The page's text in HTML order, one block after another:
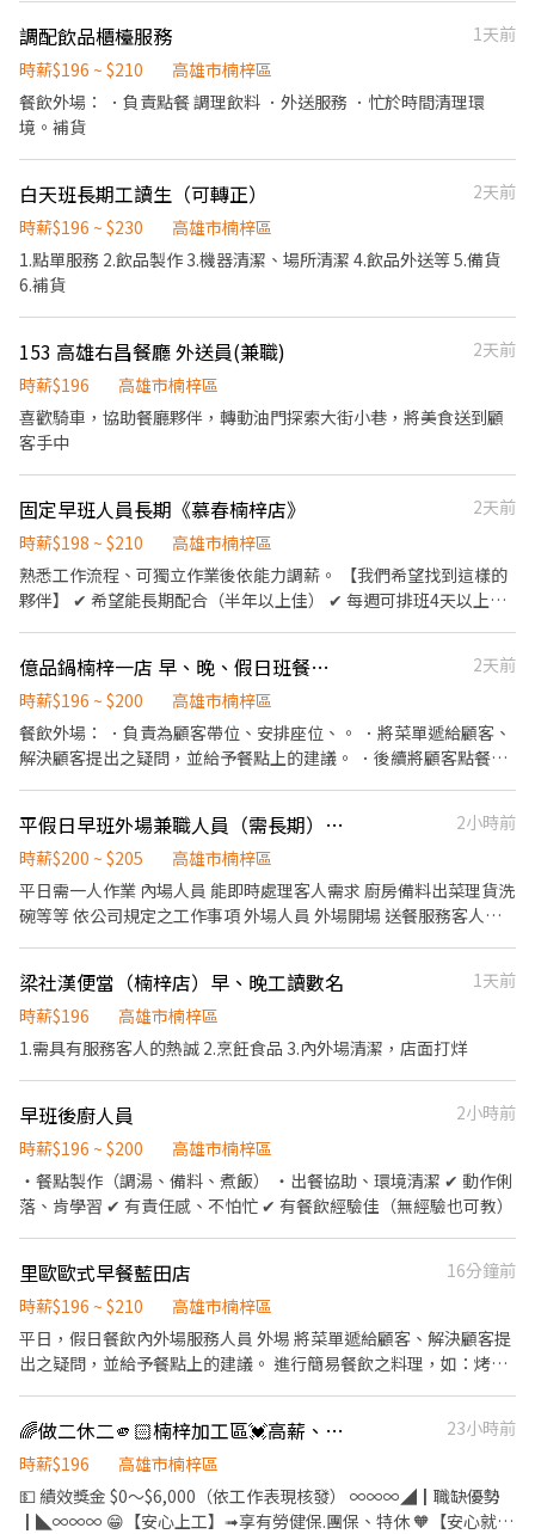
調配飲品櫃檯服務
1天前
時薪$196 ~ $210
高雄市楠梓區
餐飲外場： ．負責點餐 調理飲料 ．外送服務 ．忙於時間清理環
境。補貨
白天班長期工讀生（可轉正）
2天前
時薪$196 ~ $230
高雄市楠梓區
1.點單服務 2.飲品製作 3.機器清潔、場所清潔 4.飲品外送等 5.備貨
6.補貨
153 高雄右昌餐廳 外送員(兼職)
2天前
時薪$196
高雄市楠梓區
喜歡騎車，協助餐廳夥伴，轉動油門探索大街小巷，將美食送到顧
客手中
固定早班人員長期《慕春楠梓店》
2天前
時薪$198 ~ $210
高雄市楠梓區
熟悉工作流程、可獨立作業後依能力調薪。 【我們希望找到這樣的
夥伴】 ✔ 希望能長期配合（半年以上佳） ✔ 每週可排班4天以上者
合。 【工作內容】 ▪ 飲品製作 ▪ 點餐收銀 ▪ 備料、煮茶 ▪ 店內
清潔整理 ▪ 協助外送（依現場安排） 新人皆有完整教學，不需要一
開始就會所有工作。 【上班時段】 可依課表、時間討論安排 ☑
08:30－14:00 ☑ 09:30－13:00 ☑ 10:00－14:00 ▫️假日 11:00-16:00
生、準備國考或研究所者，只要時間能配合，都歡迎投遞履歷！
億品鍋楠梓一店 早、晚、假日班餐飲服務人員
2天前
時薪$196 ~ $200
高雄市楠梓區
餐飲外場： ．負責為顧客帶位、安排座位、。 ．將菜單遞給顧客、
解決顧客提出之疑問，並給予餐點上的建議。 ．後續將顧客點餐訊
場： ．簡易調配鍋物 ．負責洗、剝、削、切各種食材。 ．負責清理
工作環境、設備和餐具。 ．準備不同餐點所需要的食材。 ．協助測
量食材的容量與重量。 ．負責擺盤、打包外帶服務。 餐飲外場： ．
負責為顧客帶位、安排座位、倒水。 ．將菜單遞給顧客、解決顧客
於顧客用餐完畢後，負責收拾碗盤與清理環境。 ．並負責結帳、收
銀等工作。 餐飲內場： ．擔任廚師的助手，處理烹飪前與烹飪中之
準備工作與其他餐廳相關事務。 ．負責洗、剝、削、切各種食材。
．負責清理工作環境、設備和餐具。 ．準備不同餐點所需要的食
材。 ．協助測量食材的容量與重量。 ．負責擺盤、打包外帶服務。
★各班別有提供一餐火鍋 自行烹煮 ★備有洗碗機協助洗碗 ★工作環
等 依能力及會的崗位多寡安排班別 ---------------------------------
----------------------- 【快速應徵】 👉快速預約找工作☞吳店長 📞
來電預約專線：0911-988-861 快速預約ID:erick911g 應徵截圖私
訊留下姓名/電話/應徵職缺即可預約 ※請提供：姓名/電話/應徵職缺
截圖 即可立即協助應徵!
平假日早班外場兼職人員（需長期）-楠梓店
2小時前
時薪$200 ~ $205
高雄市楠梓區
平日需一人作業 內場人員 能即時處理客人需求 廚房備料出菜理貨洗
碗等等 依公司規定之工作事項 外場人員 外場開場 送餐服務客人結
梁社漢便當（楠梓店）早、晚工讀數名
1天前
時薪$196
高雄市楠梓區
1.需具有服務客人的熱誠 2.烹飪食品 3.內外場清潔，店面打烊
早班後廚人員
2小時前
時薪$196 ~ $200
高雄市楠梓區
・餐點製作（調湯、備料、煮飯） ・出餐協助、環境清潔 ✔ 動作俐
落、肯學習 ✔ 有責任感、不怕忙 ✔ 有餐飲經驗佳（無經驗也可教）
里歐歐式早餐藍田店
16分鐘前
時薪$196 ~ $210
高雄市楠梓區
平日，假日餐飲內外場服務人員 外埸 將菜單遞給顧客、解決顧客提
出之疑問，並給予餐點上的建議。 進行簡易餐飲之料理，如：烤土
各種食材。 ．負責清理工作環境、設備和餐具。 ．準備不同餐點所
需要的食材。 ．協助測量食材的容量與重量。 ．負責擺盤、打包外
帶服務。
🌈做二休二🫵🏻楠梓加工區💓高薪、高獎金，賺進人生第一桶金💓組裝、包裝
23小時前
時薪$196
高雄市楠梓區
💵 績效獎金 $0～$6,000（依工作表現核發） ∞∞∞◢┃職缺優勢
┃◣∞∞∞ 😁【安心上工】➟享有勞健保.團保、特休 🧡【安心就